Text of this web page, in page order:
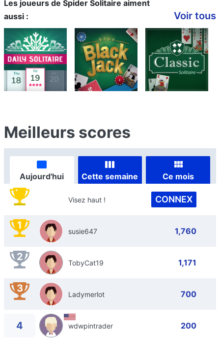
Les joueurs de Spider Solitaire aiment
aussi :
Voir tous
Meilleurs scores
Aujourd'hui Cette semaine Ce mois
Visez haut ! CONNEX
1 susie647 1,760
2 TobyCat19 1,171
3 Ladymerlot 700
4 wdwpintrader 200